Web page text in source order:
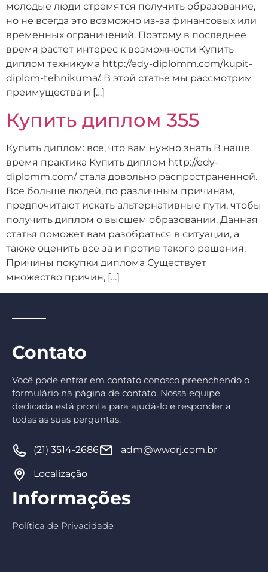
молодые люди стремятся получить образование,
но не всегда это возможно из-за финансовых или
временных ограничений. Поэтому в последнее
время растет интерес к возможности Купить
диплом техникума http://edy-diplomm.com/kupit-
diplom-tehnikuma/. В этой статье мы рассмотрим
преимущества и […]
Купить диплом 355
Купить диплом: все, что вам нужно знать В наше
время практика Купить диплом http://edy-
diplomm.com/ стала довольно распространенной.
Все больше людей, по различным причинам,
предпочитают искать альтернативные пути, чтобы
получить диплом о высшем образовании. Данная
статья поможет вам разобраться в ситуации, а
также оценить все за и против такого решения.
Причины покупки диплома Существует
множество причин, […]
Contato
Você pode entrar em contato conosco preenchendo o
formulário na página de contato. Nossa equipe
dedicada está pronta para ajudá-lo e responder a
todas as suas perguntas.
(21) 3514-2686 adm@wworj.com.br
Localização
Informações
Política de Privacidade